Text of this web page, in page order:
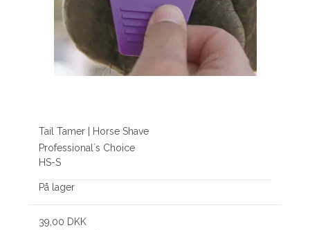
Tail Tamer | Horse Shave
Professional´s Choice
HS-S
På lager
39,00 DKK